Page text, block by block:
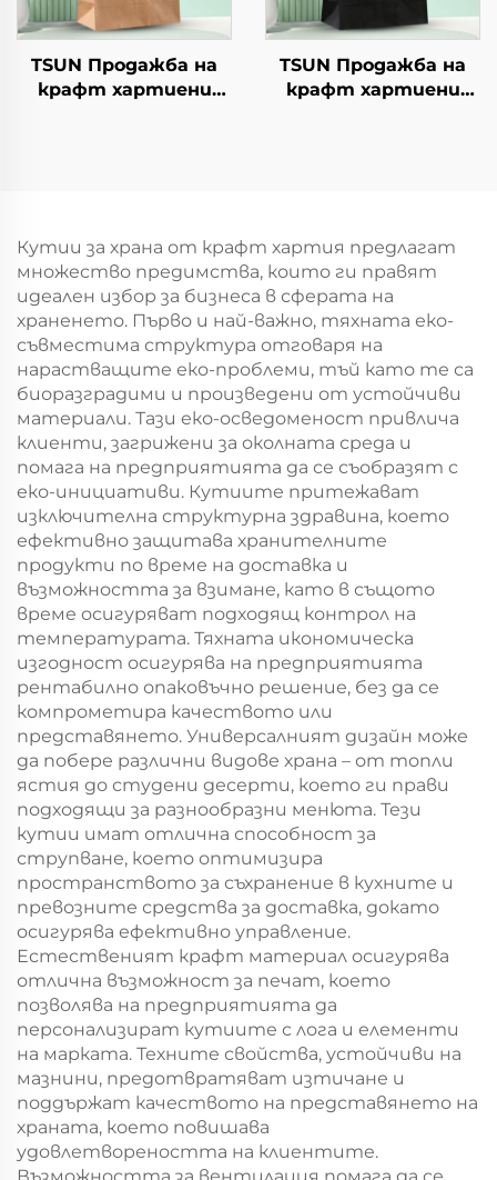
TSUN Продажба на
крафт хартиени
TSUN Продажба на
крафт хартиени
Кутии за храна от крафт хартия предлагат
множество предимства, които ги правят
идеален избор за бизнеса в сферата на
храненето. Първо и най-важно, тяхната еко-
съвместима структура отговаря на
нарастващите еко-проблеми, тъй като те са
биоразградими и произведени от устойчиви
материали. Тази еко-осведоменост привлича
клиенти, загрижени за околната среда и
помага на предприятията да се съобразят с
еко-инициативи. Кутиите притежават
изключителна структурна здравина, което
ефективно защитава хранителните
продукти по време на доставка и
възможността за взимане, като в същото
време осигуряват подходящ контрол на
температурата. Тяхната икономическа
изгодност осигурява на предприятията
рентабилно опаковъчно решение, без да се
компрометира качеството или
представянето. Универсалният дизайн може
да побере различни видове храна – от топли
ястия до студени десерти, което ги прави
подходящи за разнообразни менюта. Тези
кутии имат отлична способност за
струпване, което оптимизира
пространството за съхранение в кухните и
превозните средства за доставка, докато
осигурява ефективно управление.
Естественият крафт материал осигурява
отлична възможност за печат, което
позволява на предприятията да
персонализират кутиите с лога и елементи
на марката. Техните свойства, устойчиви на
мазнини, предотвратяват изтичане и
поддържат качеството на представянето на
храната, което повишава
удовлетвореността на клиентите.